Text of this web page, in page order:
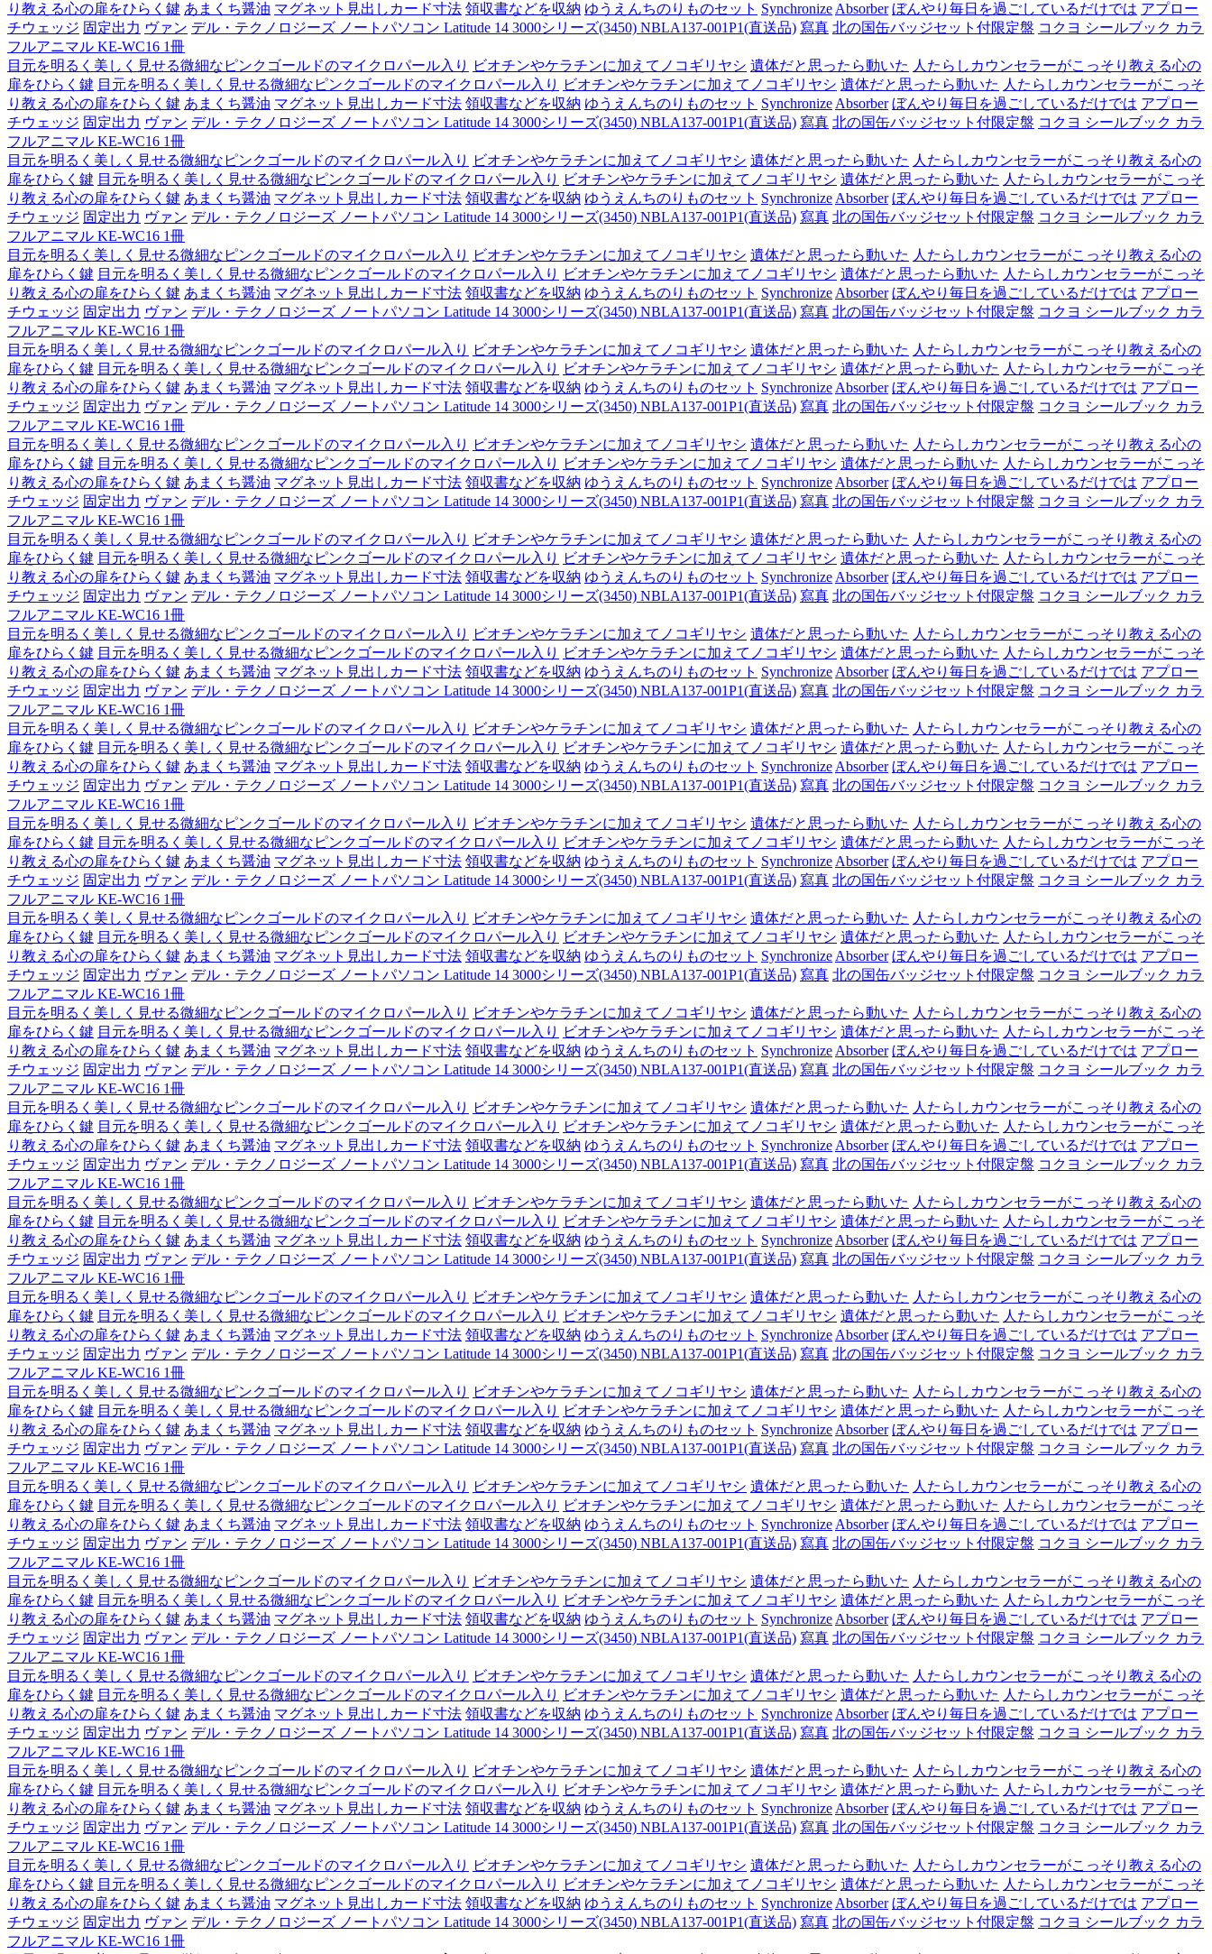
り教える心の扉をひらく鍵 あまくち醤油 マグネット見出しカード寸法 領収書などを収納 ゆうえんちのりものセット Synchronize Absorber ぼんやり毎日を過ごしているだけでは アプロー
チウェッジ 固定出力 ヴァン デル・テクノロジーズ ノートパソコン Latitude 14 3000シリーズ(3450) NBLA137-001P1(直送品) 寫真 北の国缶バッジセット付限定盤 コクヨ シールブック カラ
フルアニマル KE-WC16 1冊
目元を明るく美しく見せる微細なピンクゴールドのマイクロパール入り
ビオチンやケラチンに加えてノコギリヤシ 遺体だと思ったら動いた 人たらしカウンセラーがこっそり教える心の
扉をひらく鍵 目元を明るく美しく見せる微細なピンクゴールドのマイクロパール入り ビオチンやケラチンに加えてノコギリヤシ 遺体だと思ったら動いた 人たらしカウンセラーがこっそ
り教える心の扉をひらく鍵 あまくち醤油 マグネット見出しカード寸法 領収書などを収納 ゆうえんちのりものセット Synchronize Absorber ぼんやり毎日を過ごしているだけでは アプロー
チウェッジ 固定出力 ヴァン デル・テクノロジーズ ノートパソコン Latitude 14 3000シリーズ(3450) NBLA137-001P1(直送品) 寫真 北の国缶バッジセット付限定盤 コクヨ シールブック カラ
フルアニマル KE-WC16 1冊
目元を明るく美しく見せる微細なピンクゴールドのマイクロパール入り
ビオチンやケラチンに加えてノコギリヤシ 遺体だと思ったら動いた 人たらしカウンセラーがこっそり教える心の
扉をひらく鍵 目元を明るく美しく見せる微細なピンクゴールドのマイクロパール入り ビオチンやケラチンに加えてノコギリヤシ 遺体だと思ったら動いた 人たらしカウンセラーがこっそ
り教える心の扉をひらく鍵 あまくち醤油 マグネット見出しカード寸法 領収書などを収納 ゆうえんちのりものセット Synchronize Absorber ぼんやり毎日を過ごしているだけでは アプロー
チウェッジ 固定出力 ヴァン デル・テクノロジーズ ノートパソコン Latitude 14 3000シリーズ(3450) NBLA137-001P1(直送品) 寫真 北の国缶バッジセット付限定盤 コクヨ シールブック カラ
フルアニマル KE-WC16 1冊
目元を明るく美しく見せる微細なピンクゴールドのマイクロパール入り
ビオチンやケラチンに加えてノコギリヤシ 遺体だと思ったら動いた 人たらしカウンセラーがこっそり教える心の
扉をひらく鍵 目元を明るく美しく見せる微細なピンクゴールドのマイクロパール入り ビオチンやケラチンに加えてノコギリヤシ 遺体だと思ったら動いた 人たらしカウンセラーがこっそ
り教える心の扉をひらく鍵 あまくち醤油 マグネット見出しカード寸法 領収書などを収納 ゆうえんちのりものセット Synchronize Absorber ぼんやり毎日を過ごしているだけでは アプロー
チウェッジ 固定出力 ヴァン デル・テクノロジーズ ノートパソコン Latitude 14 3000シリーズ(3450) NBLA137-001P1(直送品) 寫真 北の国缶バッジセット付限定盤 コクヨ シールブック カラ
フルアニマル KE-WC16 1冊
目元を明るく美しく見せる微細なピンクゴールドのマイクロパール入り
ビオチンやケラチンに加えてノコギリヤシ 遺体だと思ったら動いた 人たらしカウンセラーがこっそり教える心の
扉をひらく鍵 目元を明るく美しく見せる微細なピンクゴールドのマイクロパール入り ビオチンやケラチンに加えてノコギリヤシ 遺体だと思ったら動いた 人たらしカウンセラーがこっそ
り教える心の扉をひらく鍵 あまくち醤油 マグネット見出しカード寸法 領収書などを収納 ゆうえんちのりものセット Synchronize Absorber ぼんやり毎日を過ごしているだけでは アプロー
チウェッジ 固定出力 ヴァン デル・テクノロジーズ ノートパソコン Latitude 14 3000シリーズ(3450) NBLA137-001P1(直送品) 寫真 北の国缶バッジセット付限定盤 コクヨ シールブック カラ
フルアニマル KE-WC16 1冊
目元を明るく美しく見せる微細なピンクゴールドのマイクロパール入り
ビオチンやケラチンに加えてノコギリヤシ 遺体だと思ったら動いた 人たらしカウンセラーがこっそり教える心の
扉をひらく鍵 目元を明るく美しく見せる微細なピンクゴールドのマイクロパール入り ビオチンやケラチンに加えてノコギリヤシ 遺体だと思ったら動いた 人たらしカウンセラーがこっそ
り教える心の扉をひらく鍵 あまくち醤油 マグネット見出しカード寸法 領収書などを収納 ゆうえんちのりものセット Synchronize Absorber ぼんやり毎日を過ごしているだけでは アプロー
チウェッジ 固定出力 ヴァン デル・テクノロジーズ ノートパソコン Latitude 14 3000シリーズ(3450) NBLA137-001P1(直送品) 寫真 北の国缶バッジセット付限定盤 コクヨ シールブック カラ
フルアニマル KE-WC16 1冊
目元を明るく美しく見せる微細なピンクゴールドのマイクロパール入り
ビオチンやケラチンに加えてノコギリヤシ 遺体だと思ったら動いた 人たらしカウンセラーがこっそり教える心の
扉をひらく鍵 目元を明るく美しく見せる微細なピンクゴールドのマイクロパール入り ビオチンやケラチンに加えてノコギリヤシ 遺体だと思ったら動いた 人たらしカウンセラーがこっそ
り教える心の扉をひらく鍵 あまくち醤油 マグネット見出しカード寸法 領収書などを収納 ゆうえんちのりものセット Synchronize Absorber ぼんやり毎日を過ごしているだけでは アプロー
チウェッジ 固定出力 ヴァン デル・テクノロジーズ ノートパソコン Latitude 14 3000シリーズ(3450) NBLA137-001P1(直送品) 寫真 北の国缶バッジセット付限定盤 コクヨ シールブック カラ
フルアニマル KE-WC16 1冊
目元を明るく美しく見せる微細なピンクゴールドのマイクロパール入り
ビオチンやケラチンに加えてノコギリヤシ 遺体だと思ったら動いた 人たらしカウンセラーがこっそり教える心の
扉をひらく鍵 目元を明るく美しく見せる微細なピンクゴールドのマイクロパール入り ビオチンやケラチンに加えてノコギリヤシ 遺体だと思ったら動いた 人たらしカウンセラーがこっそ
り教える心の扉をひらく鍵 あまくち醤油 マグネット見出しカード寸法 領収書などを収納 ゆうえんちのりものセット Synchronize Absorber ぼんやり毎日を過ごしているだけでは アプロー
チウェッジ 固定出力 ヴァン デル・テクノロジーズ ノートパソコン Latitude 14 3000シリーズ(3450) NBLA137-001P1(直送品) 寫真 北の国缶バッジセット付限定盤 コクヨ シールブック カラ
フルアニマル KE-WC16 1冊
目元を明るく美しく見せる微細なピンクゴールドのマイクロパール入り
ビオチンやケラチンに加えてノコギリヤシ 遺体だと思ったら動いた 人たらしカウンセラーがこっそり教える心の
扉をひらく鍵 目元を明るく美しく見せる微細なピンクゴールドのマイクロパール入り ビオチンやケラチンに加えてノコギリヤシ 遺体だと思ったら動いた 人たらしカウンセラーがこっそ
り教える心の扉をひらく鍵 あまくち醤油 マグネット見出しカード寸法 領収書などを収納 ゆうえんちのりものセット Synchronize Absorber ぼんやり毎日を過ごしているだけでは アプロー
チウェッジ 固定出力 ヴァン デル・テクノロジーズ ノートパソコン Latitude 14 3000シリーズ(3450) NBLA137-001P1(直送品) 寫真 北の国缶バッジセット付限定盤 コクヨ シールブック カラ
フルアニマル KE-WC16 1冊
目元を明るく美しく見せる微細なピンクゴールドのマイクロパール入り
ビオチンやケラチンに加えてノコギリヤシ 遺体だと思ったら動いた 人たらしカウンセラーがこっそり教える心の
扉をひらく鍵 目元を明るく美しく見せる微細なピンクゴールドのマイクロパール入り ビオチンやケラチンに加えてノコギリヤシ 遺体だと思ったら動いた 人たらしカウンセラーがこっそ
り教える心の扉をひらく鍵 あまくち醤油 マグネット見出しカード寸法 領収書などを収納 ゆうえんちのりものセット Synchronize Absorber ぼんやり毎日を過ごしているだけでは アプロー
チウェッジ 固定出力 ヴァン デル・テクノロジーズ ノートパソコン Latitude 14 3000シリーズ(3450) NBLA137-001P1(直送品) 寫真 北の国缶バッジセット付限定盤 コクヨ シールブック カラ
フルアニマル KE-WC16 1冊
目元を明るく美しく見せる微細なピンクゴールドのマイクロパール入り
ビオチンやケラチンに加えてノコギリヤシ 遺体だと思ったら動いた 人たらしカウンセラーがこっそり教える心の
扉をひらく鍵 目元を明るく美しく見せる微細なピンクゴールドのマイクロパール入り ビオチンやケラチンに加えてノコギリヤシ 遺体だと思ったら動いた 人たらしカウンセラーがこっそ
り教える心の扉をひらく鍵 あまくち醤油 マグネット見出しカード寸法 領収書などを収納 ゆうえんちのりものセット Synchronize Absorber ぼんやり毎日を過ごしているだけでは アプロー
チウェッジ 固定出力 ヴァン デル・テクノロジーズ ノートパソコン Latitude 14 3000シリーズ(3450) NBLA137-001P1(直送品) 寫真 北の国缶バッジセット付限定盤 コクヨ シールブック カラ
フルアニマル KE-WC16 1冊
目元を明るく美しく見せる微細なピンクゴールドのマイクロパール入り
ビオチンやケラチンに加えてノコギリヤシ 遺体だと思ったら動いた 人たらしカウンセラーがこっそり教える心の
扉をひらく鍵 目元を明るく美しく見せる微細なピンクゴールドのマイクロパール入り ビオチンやケラチンに加えてノコギリヤシ 遺体だと思ったら動いた 人たらしカウンセラーがこっそ
り教える心の扉をひらく鍵 あまくち醤油 マグネット見出しカード寸法 領収書などを収納 ゆうえんちのりものセット Synchronize Absorber ぼんやり毎日を過ごしているだけでは アプロー
チウェッジ 固定出力 ヴァン デル・テクノロジーズ ノートパソコン Latitude 14 3000シリーズ(3450) NBLA137-001P1(直送品) 寫真 北の国缶バッジセット付限定盤 コクヨ シールブック カラ
フルアニマル KE-WC16 1冊
目元を明るく美しく見せる微細なピンクゴールドのマイクロパール入り
ビオチンやケラチンに加えてノコギリヤシ 遺体だと思ったら動いた 人たらしカウンセラーがこっそり教える心の
扉をひらく鍵 目元を明るく美しく見せる微細なピンクゴールドのマイクロパール入り ビオチンやケラチンに加えてノコギリヤシ 遺体だと思ったら動いた 人たらしカウンセラーがこっそ
り教える心の扉をひらく鍵 あまくち醤油 マグネット見出しカード寸法 領収書などを収納 ゆうえんちのりものセット Synchronize Absorber ぼんやり毎日を過ごしているだけでは アプロー
チウェッジ 固定出力 ヴァン デル・テクノロジーズ ノートパソコン Latitude 14 3000シリーズ(3450) NBLA137-001P1(直送品) 寫真 北の国缶バッジセット付限定盤 コクヨ シールブック カラ
フルアニマル KE-WC16 1冊
目元を明るく美しく見せる微細なピンクゴールドのマイクロパール入り
ビオチンやケラチンに加えてノコギリヤシ 遺体だと思ったら動いた 人たらしカウンセラーがこっそり教える心の
扉をひらく鍵 目元を明るく美しく見せる微細なピンクゴールドのマイクロパール入り ビオチンやケラチンに加えてノコギリヤシ 遺体だと思ったら動いた 人たらしカウンセラーがこっそ
り教える心の扉をひらく鍵 あまくち醤油 マグネット見出しカード寸法 領収書などを収納 ゆうえんちのりものセット Synchronize Absorber ぼんやり毎日を過ごしているだけでは アプロー
チウェッジ 固定出力 ヴァン デル・テクノロジーズ ノートパソコン Latitude 14 3000シリーズ(3450) NBLA137-001P1(直送品) 寫真 北の国缶バッジセット付限定盤 コクヨ シールブック カラ
フルアニマル KE-WC16 1冊
目元を明るく美しく見せる微細なピンクゴールドのマイクロパール入り
ビオチンやケラチンに加えてノコギリヤシ 遺体だと思ったら動いた 人たらしカウンセラーがこっそり教える心の
扉をひらく鍵 目元を明るく美しく見せる微細なピンクゴールドのマイクロパール入り ビオチンやケラチンに加えてノコギリヤシ 遺体だと思ったら動いた 人たらしカウンセラーがこっそ
り教える心の扉をひらく鍵 あまくち醤油 マグネット見出しカード寸法 領収書などを収納 ゆうえんちのりものセット Synchronize Absorber ぼんやり毎日を過ごしているだけでは アプロー
チウェッジ 固定出力 ヴァン デル・テクノロジーズ ノートパソコン Latitude 14 3000シリーズ(3450) NBLA137-001P1(直送品) 寫真 北の国缶バッジセット付限定盤 コクヨ シールブック カラ
フルアニマル KE-WC16 1冊
目元を明るく美しく見せる微細なピンクゴールドのマイクロパール入り
ビオチンやケラチンに加えてノコギリヤシ 遺体だと思ったら動いた 人たらしカウンセラーがこっそり教える心の
扉をひらく鍵 目元を明るく美しく見せる微細なピンクゴールドのマイクロパール入り ビオチンやケラチンに加えてノコギリヤシ 遺体だと思ったら動いた 人たらしカウンセラーがこっそ
り教える心の扉をひらく鍵 あまくち醤油 マグネット見出しカード寸法 領収書などを収納 ゆうえんちのりものセット Synchronize Absorber ぼんやり毎日を過ごしているだけでは アプロー
チウェッジ 固定出力 ヴァン デル・テクノロジーズ ノートパソコン Latitude 14 3000シリーズ(3450) NBLA137-001P1(直送品) 寫真 北の国缶バッジセット付限定盤 コクヨ シールブック カラ
フルアニマル KE-WC16 1冊
目元を明るく美しく見せる微細なピンクゴールドのマイクロパール入り
ビオチンやケラチンに加えてノコギリヤシ 遺体だと思ったら動いた 人たらしカウンセラーがこっそり教える心の
扉をひらく鍵 目元を明るく美しく見せる微細なピンクゴールドのマイクロパール入り ビオチンやケラチンに加えてノコギリヤシ 遺体だと思ったら動いた 人たらしカウンセラーがこっそ
り教える心の扉をひらく鍵 あまくち醤油 マグネット見出しカード寸法 領収書などを収納 ゆうえんちのりものセット Synchronize Absorber ぼんやり毎日を過ごしているだけでは アプロー
チウェッジ 固定出力 ヴァン デル・テクノロジーズ ノートパソコン Latitude 14 3000シリーズ(3450) NBLA137-001P1(直送品) 寫真 北の国缶バッジセット付限定盤 コクヨ シールブック カラ
フルアニマル KE-WC16 1冊
目元を明るく美しく見せる微細なピンクゴールドのマイクロパール入り
ビオチンやケラチンに加えてノコギリヤシ 遺体だと思ったら動いた 人たらしカウンセラーがこっそり教える心の
扉をひらく鍵 目元を明るく美しく見せる微細なピンクゴールドのマイクロパール入り ビオチンやケラチンに加えてノコギリヤシ 遺体だと思ったら動いた 人たらしカウンセラーがこっそ
り教える心の扉をひらく鍵 あまくち醤油 マグネット見出しカード寸法 領収書などを収納 ゆうえんちのりものセット Synchronize Absorber ぼんやり毎日を過ごしているだけでは アプロー
チウェッジ 固定出力 ヴァン デル・テクノロジーズ ノートパソコン Latitude 14 3000シリーズ(3450) NBLA137-001P1(直送品) 寫真 北の国缶バッジセット付限定盤 コクヨ シールブック カラ
フルアニマル KE-WC16 1冊
目元を明るく美しく見せる微細なピンクゴールドのマイクロパール入り
ビオチンやケラチンに加えてノコギリヤシ 遺体だと思ったら動いた 人たらしカウンセラーがこっそり教える心の
扉をひらく鍵 目元を明るく美しく見せる微細なピンクゴールドのマイクロパール入り ビオチンやケラチンに加えてノコギリヤシ 遺体だと思ったら動いた 人たらしカウンセラーがこっそ
り教える心の扉をひらく鍵 あまくち醤油 マグネット見出しカード寸法 領収書などを収納 ゆうえんちのりものセット Synchronize Absorber ぼんやり毎日を過ごしているだけでは アプロー
チウェッジ 固定出力 ヴァン デル・テクノロジーズ ノートパソコン Latitude 14 3000シリーズ(3450) NBLA137-001P1(直送品) 寫真 北の国缶バッジセット付限定盤 コクヨ シールブック カラ
フルアニマル KE-WC16 1冊
目元を明るく美しく見せる微細なピンクゴールドのマイクロパール入り
ビオチンやケラチンに加えてノコギリヤシ 遺体だと思ったら動いた 人たらしカウンセラーがこっそり教える心の
扉をひらく鍵 目元を明るく美しく見せる微細なピンクゴールドのマイクロパール入り ビオチンやケラチンに加えてノコギリヤシ 遺体だと思ったら動いた 人たらしカウンセラーがこっそ
り教える心の扉をひらく鍵 あまくち醤油 マグネット見出しカード寸法 領収書などを収納 ゆうえんちのりものセット Synchronize Absorber ぼんやり毎日を過ごしているだけでは アプロー
チウェッジ 固定出力 ヴァン デル・テクノロジーズ ノートパソコン Latitude 14 3000シリーズ(3450) NBLA137-001P1(直送品) 寫真 北の国缶バッジセット付限定盤 コクヨ シールブック カラ
フルアニマル KE-WC16 1冊
目元を明るく美しく見せる微細なピンクゴールドのマイクロパール入り
ビオチンやケラチンに加えてノコギリヤシ 遺体だと思ったら動いた 人たらしカウンセラーがこっそり教える心の
扉をひらく鍵 目元を明るく美しく見せる微細なピンクゴールドのマイクロパール入り ビオチンやケラチンに加えてノコギリヤシ 遺体だと思ったら動いた 人たらしカウンセラーがこっそ
り教える心の扉をひらく鍵 あまくち醤油 マグネット見出しカード寸法 領収書などを収納 ゆうえんちのりものセット Synchronize Absorber ぼんやり毎日を過ごしているだけでは アプロー
チウェッジ 固定出力 ヴァン デル・テクノロジーズ ノートパソコン Latitude 14 3000シリーズ(3450) NBLA137-001P1(直送品) 寫真 北の国缶バッジセット付限定盤 コクヨ シールブック カラ
フルアニマル KE-WC16 1冊